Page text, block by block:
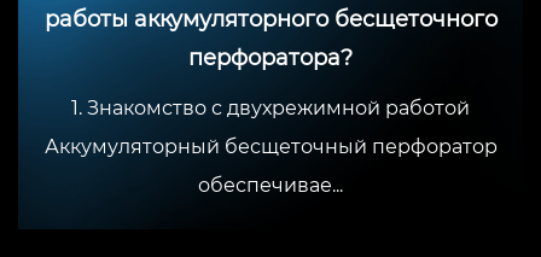
работы аккумуляторного бесщеточного
перфоратора?
1. Знакомство с двухрежимной работой
Аккумуляторный бесщеточный перфоратор
обеспечивае...